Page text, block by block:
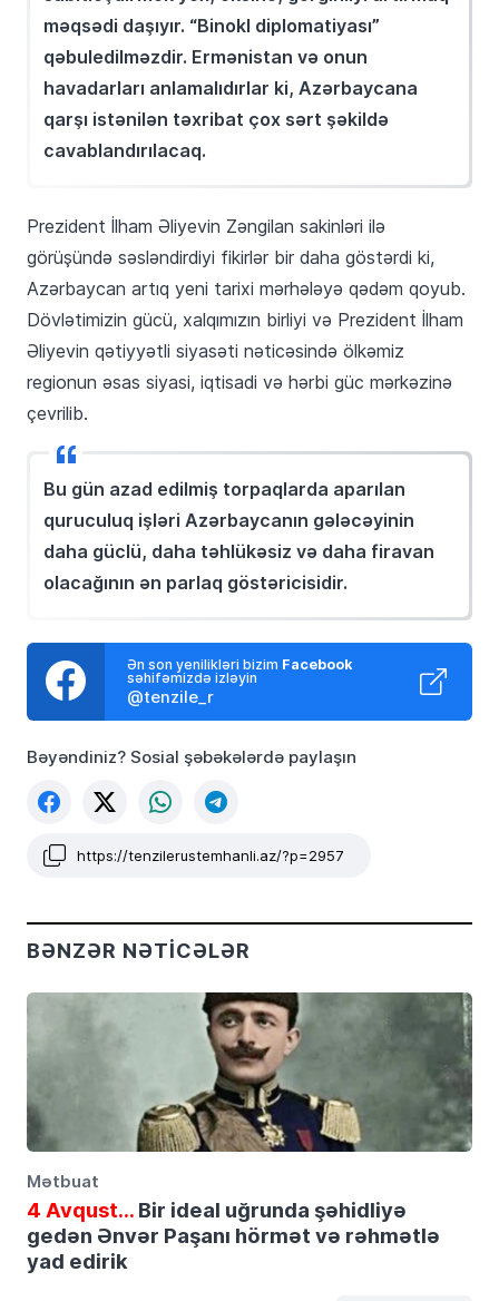
məqsədi daşıyır. “Binokl diplomatiyası”
qəbuledilməzdir. Ermənistan və onun
havadarları anlamalıdırlar ki, Azərbaycana
qarşı istənilən təxribat çox sərt şəkildə
cavablandırılacaq.
Prezident İlham Əliyevin Zəngilan sakinləri ilə
görüşündə səsləndirdiyi fikirlər bir daha göstərdi ki,
Azərbaycan artıq yeni tarixi mərhələyə qədəm qoyub.
Dövlətimizin gücü, xalqımızın birliyi və Prezident İlham
Əliyevin qətiyyətli siyasəti nəticəsində ölkəmiz
regionun əsas siyasi, iqtisadi və hərbi güc mərkəzinə
çevrilib.
Bu gün azad edilmiş torpaqlarda aparılan
quruculuq işləri Azərbaycanın gələcəyinin
daha güclü, daha təhlükəsiz və daha firavan
olacağının ən parlaq göstəricisidir.
Ən son yenilikləri bizim Facebook
səhifəmizdə izləyin
@tenzile_r
Bəyəndiniz? Sosial şəbəkələrdə paylaşın
https://tenzilerustemhanli.az/?p=2957
BƏNZƏR NƏTICƏLƏR
Mətbuat
4 Avqust…Bir ideal uğrunda şəhidliyə
gedən Ənvər Paşanı hörmət və rəhmətlə
yad edirik